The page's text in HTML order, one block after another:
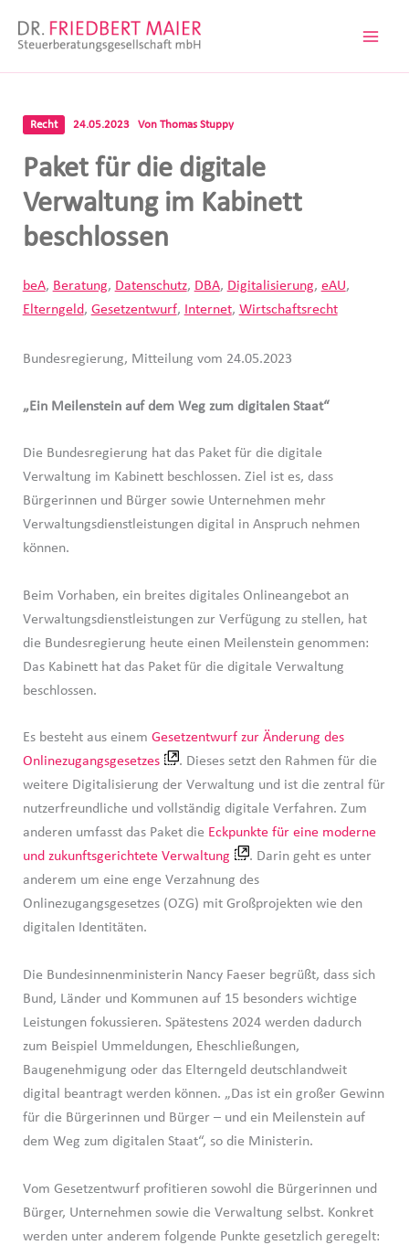
Inhalt
Recht 24.05.2023 Von Thomas Stuppy
Paket für die digitale
Verwaltung im Kabinett
beschlossen
beA, Beratung, Datenschutz, DBA, Digitalisierung, eAU,
Elterngeld, Gesetzentwurf, Internet, Wirtschaftsrecht
Bundesregierung, Mitteilung vom 24.05.2023
„Ein Meilenstein auf dem Weg zum digitalen Staat“
Die Bundesregierung hat das Paket für die digitale
Verwaltung im Kabinett beschlossen. Ziel ist es, dass
Bürgerinnen und Bürger sowie Unternehmen mehr
Verwaltungsdienstleistungen digital in Anspruch nehmen
können.
Beim Vorhaben, ein breites digitales Onlineangebot an
Verwaltungsdienstleistungen zur Verfügung zu stellen, hat
die Bundesregierung heute einen Meilenstein genommen:
Das Kabinett hat das Paket für die digitale Verwaltung
beschlossen.
Es besteht aus einem Gesetzentwurf zur Änderung des
Onlinezugangsgesetzes
. Dieses setzt den Rahmen für die
weitere Digitalisierung der Verwaltung und ist die zentral für
nutzerfreundliche und vollständig digitale Verfahren. Zum
anderen umfasst das Paket die Eckpunkte für eine moderne
und zukunftsgerichtete Verwaltung
. Darin geht es unter
anderem um eine enge Verzahnung des
Onlinezugangsgesetzes (OZG) mit Großprojekten wie den
digitalen Identitäten.
Die Bundesinnenministerin Nancy Faeser begrüßt, dass sich
Bund, Länder und Kommunen auf 15 besonders wichtige
Leistungen fokussieren. Spätestens 2024 werden dadurch
zum Beispiel Ummeldungen, Eheschließungen,
Baugenehmigung oder das Elterngeld deutschlandweit
digital beantragt werden können. „Das ist ein großer Gewinn
für die Bürgerinnen und Bürger – und ein Meilenstein auf
dem Weg zum digitalen Staat“, so die Ministerin.
Vom Gesetzentwurf profitieren sowohl die Bürgerinnen und
Bürger, Unternehmen sowie die Verwaltung selbst. Konkret
werden unter anderem folgende Punkte gesetzlich geregelt: